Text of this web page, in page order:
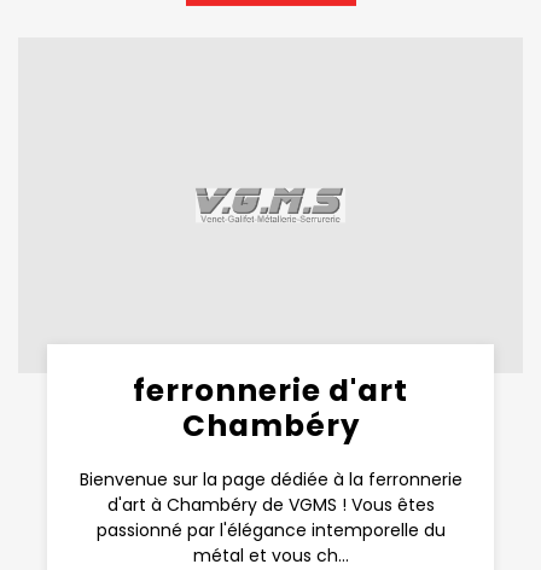
ferronnerie d'art
Chambéry
Bienvenue sur la page dédiée à la ferronnerie
d'art à Chambéry de VGMS ! Vous êtes
passionné par l'élégance intemporelle du
métal et vous ch...